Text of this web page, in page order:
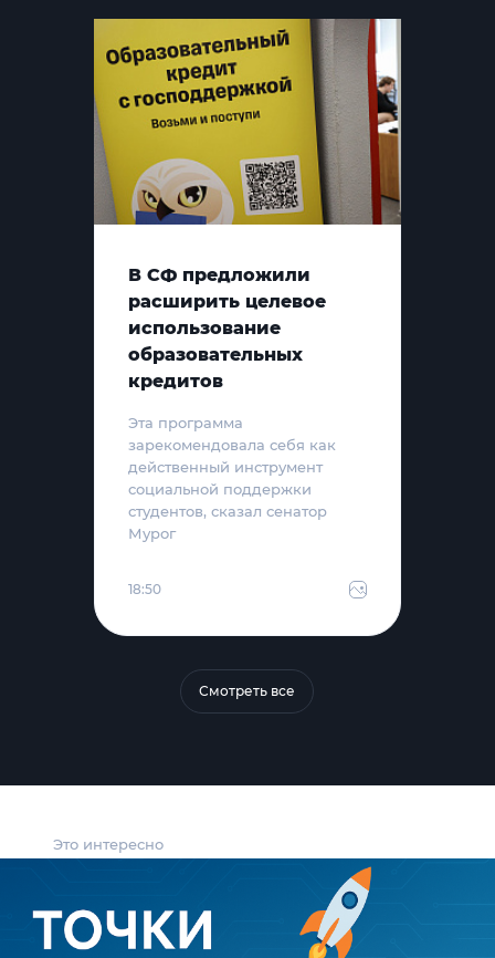
Это интересно
В СФ предложили
расширить целевое
использование
образовательных
кредитов
Эта программа
зарекомендовала себя как
действенный инструмент
социальной поддержки
студентов, сказал сенатор
Мурог
18:50
Смотреть все